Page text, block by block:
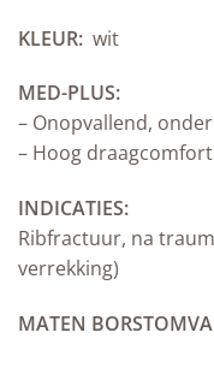
KLEUR: wit
MED-PLUS:
– Onopvallend,
– Hoog draagcomfort
INDICATIES:
Ribfractuur, na
verrekking)
MATEN